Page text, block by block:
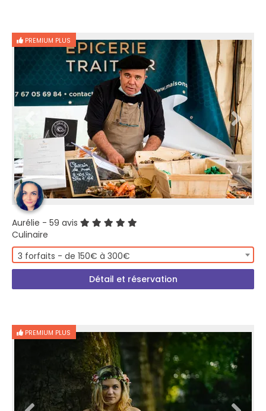
PREMIUM PLUS
Aurélie - 59 avis
Culinaire
3 forfaits - de 150€ à 300€
Détail et réservation
PREMIUM PLUS